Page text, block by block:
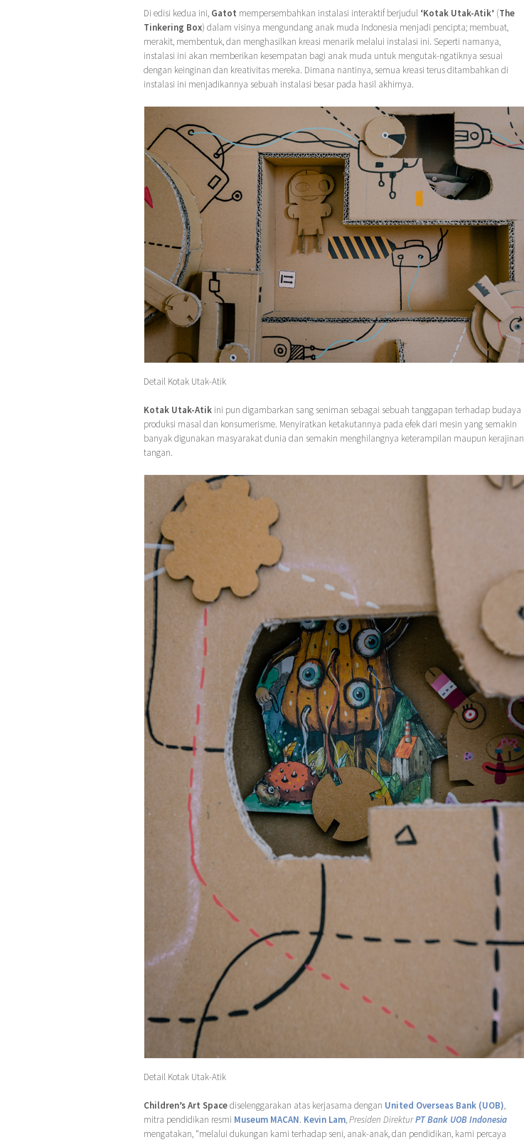
Di edisi kedua ini, Gatot mempersembahkan instalasi interaktif berjudul ‘Kotak Utak-Atik’ (The
Tinkering Box) dalam visinya mengundang anak muda Indonesia menjadi pencipta; membuat,
merakit, membentuk, dan menghasilkan kreasi menarik melalui instalasi ini. Seperti namanya,
instalasi ini akan memberikan kesempatan bagi anak muda untuk mengutak-ngatiknya sesuai
dengan keinginan dan kreativitas mereka. Dimana nantinya, semua kreasi terus ditambahkan di
instalasi ini menjadikannya sebuah instalasi besar pada hasil akhirnya.
Detail Kotak Utak-Atik
Kotak Utak-Atik ini pun digambarkan sang seniman sebagai sebuah tanggapan terhadap budaya
produksi masal dan konsumerisme. Menyiratkan ketakutannya pada efek dari mesin yang semakin
banyak digunakan masyarakat dunia dan semakin menghilangnya keterampilan maupun kerajinan
tangan.
Detail Kotak Utak-Atik
Children’s Art Spacediselenggarakan atas kerjasama dengan United Overseas Bank (UOB),
mitra pendidikan resmi Museum MACAN. Kevin Lam,Presiden DirekturPT Bank UOB Indonesia
mengatakan, “melalui dukungan kami terhadap seni, anak-anak, dan pendidikan, kami percaya